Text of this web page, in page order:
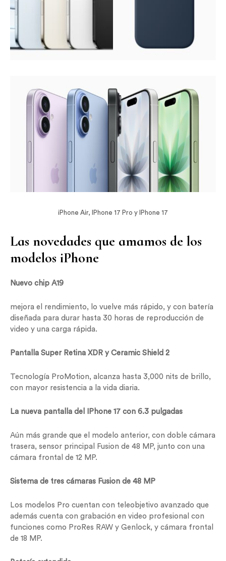
iPhone Air, IPhone 17 Pro y IPhone 17
Las novedades que amamos de los
modelos iPhone
Nuevo chip A19
mejora el rendimiento, lo vuelve más rápido, y con batería
diseñada para durar hasta 30 horas de reproducción de
video y una carga rápida.
Pantalla Super Retina XDR y Ceramic Shield 2
Tecnología ProMotion, alcanza hasta 3,000 nits de brillo,
con mayor resistencia a la vida diaria.
La nueva pantalla del IPhone 17 con 6.3 pulgadas
Aún más grande que el modelo anterior, con doble cámara
trasera, sensor principal Fusion de 48 MP, junto con una
cámara frontal de 12 MP.
Sistema de tres cámaras Fusion de 48 MP
Los modelos Pro cuentan con teleobjetivo avanzado que
además cuenta con grabación en video profesional con
funciones como ProRes RAW y Genlock, y cámara frontal
de 18 MP.